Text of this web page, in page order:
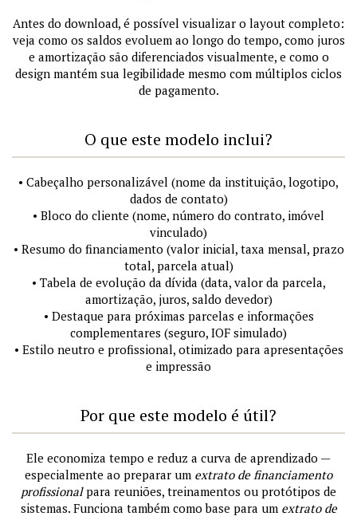
Antes do download, é possível visualizar o layout completo:
veja como os saldos evoluem ao longo do tempo, como juros
e amortização são diferenciados visualmente, e como o
design mantém sua legibilidade mesmo com múltiplos ciclos
de pagamento.
O que este modelo inclui?
• Cabeçalho personalizável (nome da instituição, logotipo,
dados de contato)
• Bloco do cliente (nome, número do contrato, imóvel
vinculado)
• Resumo do financiamento (valor inicial, taxa mensal, prazo
total, parcela atual)
• Tabela de evolução da dívida (data, valor da parcela,
amortização, juros, saldo devedor)
• Destaque para próximas parcelas e informações
complementares (seguro, IOF simulado)
• Estilo neutro e profissional, otimizado para apresentações
e impressão
Por que este modelo é útil?
Ele economiza tempo e reduz a curva de aprendizado —
especialmente ao preparar um extrato de financiamento
profissionalpara reuniões, treinamentos ou protótipos de
sistemas. Funciona também como base para um extrato de